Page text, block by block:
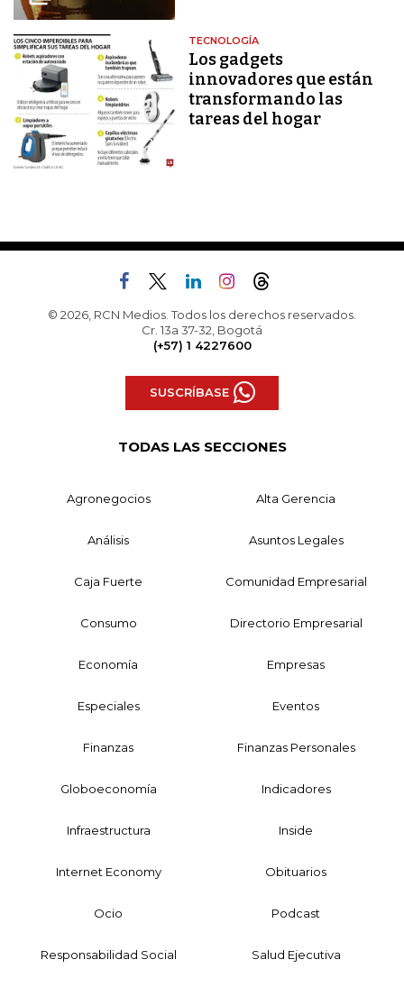
TECNOLOGÍA
Los gadgets
innovadores que están
transformando las
tareas del hogar
© 2026, RCN Medios. Todos los derechos reservados.
Cr. 13a 37-32, Bogotá
(+57) 1 4227600
SUSCRÍBASE
TODAS LAS SECCIONES
Agronegocios Alta Gerencia
Análisis Asuntos Legales
Caja Fuerte Comunidad Empresarial
Consumo Directorio Empresarial
Economía Empresas
Especiales Eventos
Finanzas Finanzas Personales
Globoeconomía Indicadores
Infraestructura Inside
Internet Economy Obituarios
Ocio Podcast
Responsabilidad Social Salud Ejecutiva